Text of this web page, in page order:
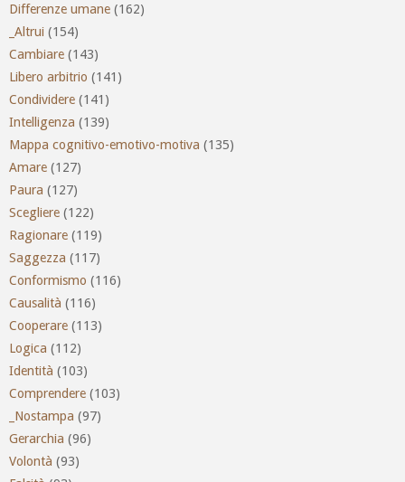
Differenze umane (162)
_Altrui (154)
Cambiare (143)
Libero arbitrio (141)
Condividere (141)
Intelligenza (139)
Mappa cognitivo-emotivo-motiva (135)
Amare (127)
Paura (127)
Scegliere (122)
Ragionare (119)
Saggezza (117)
Conformismo (116)
Causalità (116)
Cooperare (113)
Logica (112)
Identità (103)
Comprendere (103)
_Nostampa (97)
Gerarchia (96)
Volontà (93)